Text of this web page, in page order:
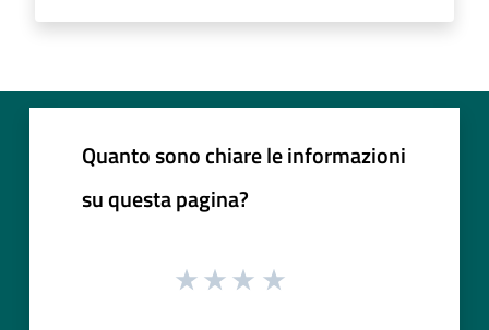
Quanto sono chiare le informazioni
su questa pagina?